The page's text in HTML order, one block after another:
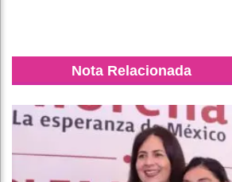
Nota Relacionada